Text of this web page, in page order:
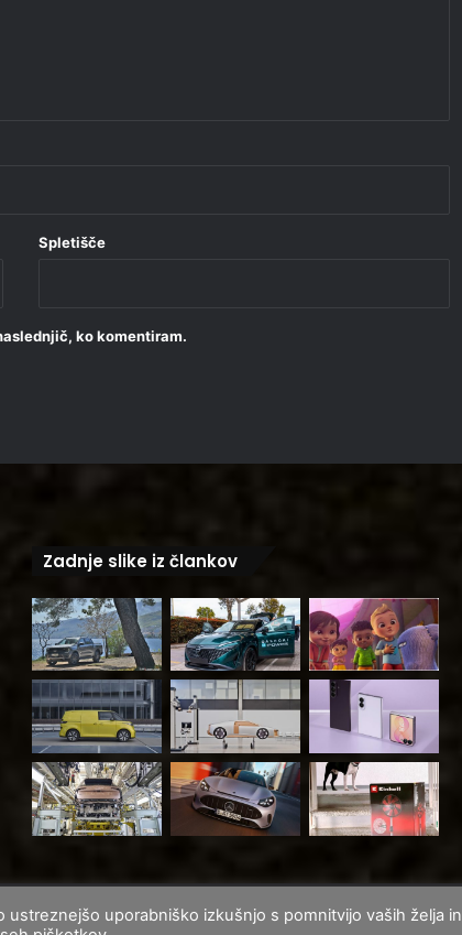
Spletišče
ko komentiram.
Zadnje slike iz člankov
uporabniško izkušnjo s pomnitvijo vaših želja in